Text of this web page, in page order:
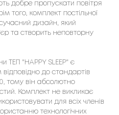
добре пропускати повітря
того, комплект постільної
дизайн, який
та створить неповторну
ТЕП "HAPPY SLEEP" є
до стандартів
тому він абсолютно
Комплект не викликає
для всіх членів
технологічних